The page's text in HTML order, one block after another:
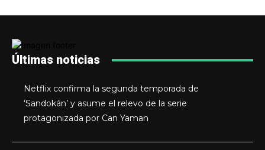
Últimas noticias
Netflix confirma la segunda temporada de
‘Sandokán’ y asume el relevo de la serie
protagonizada por Can Yaman